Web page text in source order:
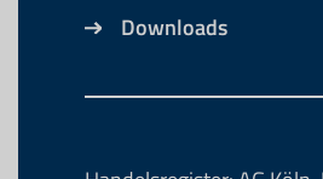
Downloads